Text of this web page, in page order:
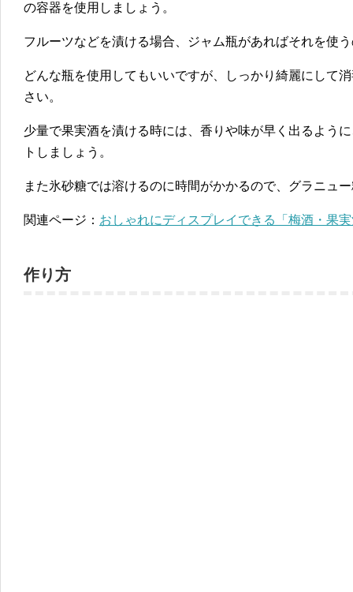
の容器を使用しましょう。
フルーツなどを漬ける場合、ジャム瓶があればそれを使
どんな瓶を使用してもいいですが、しっかり綺麗にして
さい。
少量で果実酒を漬ける時には、香りや味が早く出るよう
トしましょう。
また氷砂糖では溶けるのに時間がかかるので、グラニュ
関連ページ： おしゃれにディスプレイできる「梅酒・果
作り方